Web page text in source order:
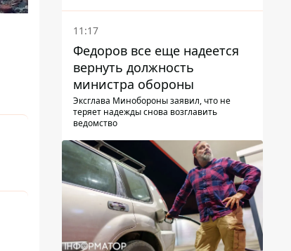
11:17
Федоров все еще надеется
вернуть должность
министра обороны
Эксглава Минобороны заявил, что не
теряет надежды снова возглавить
ведомство